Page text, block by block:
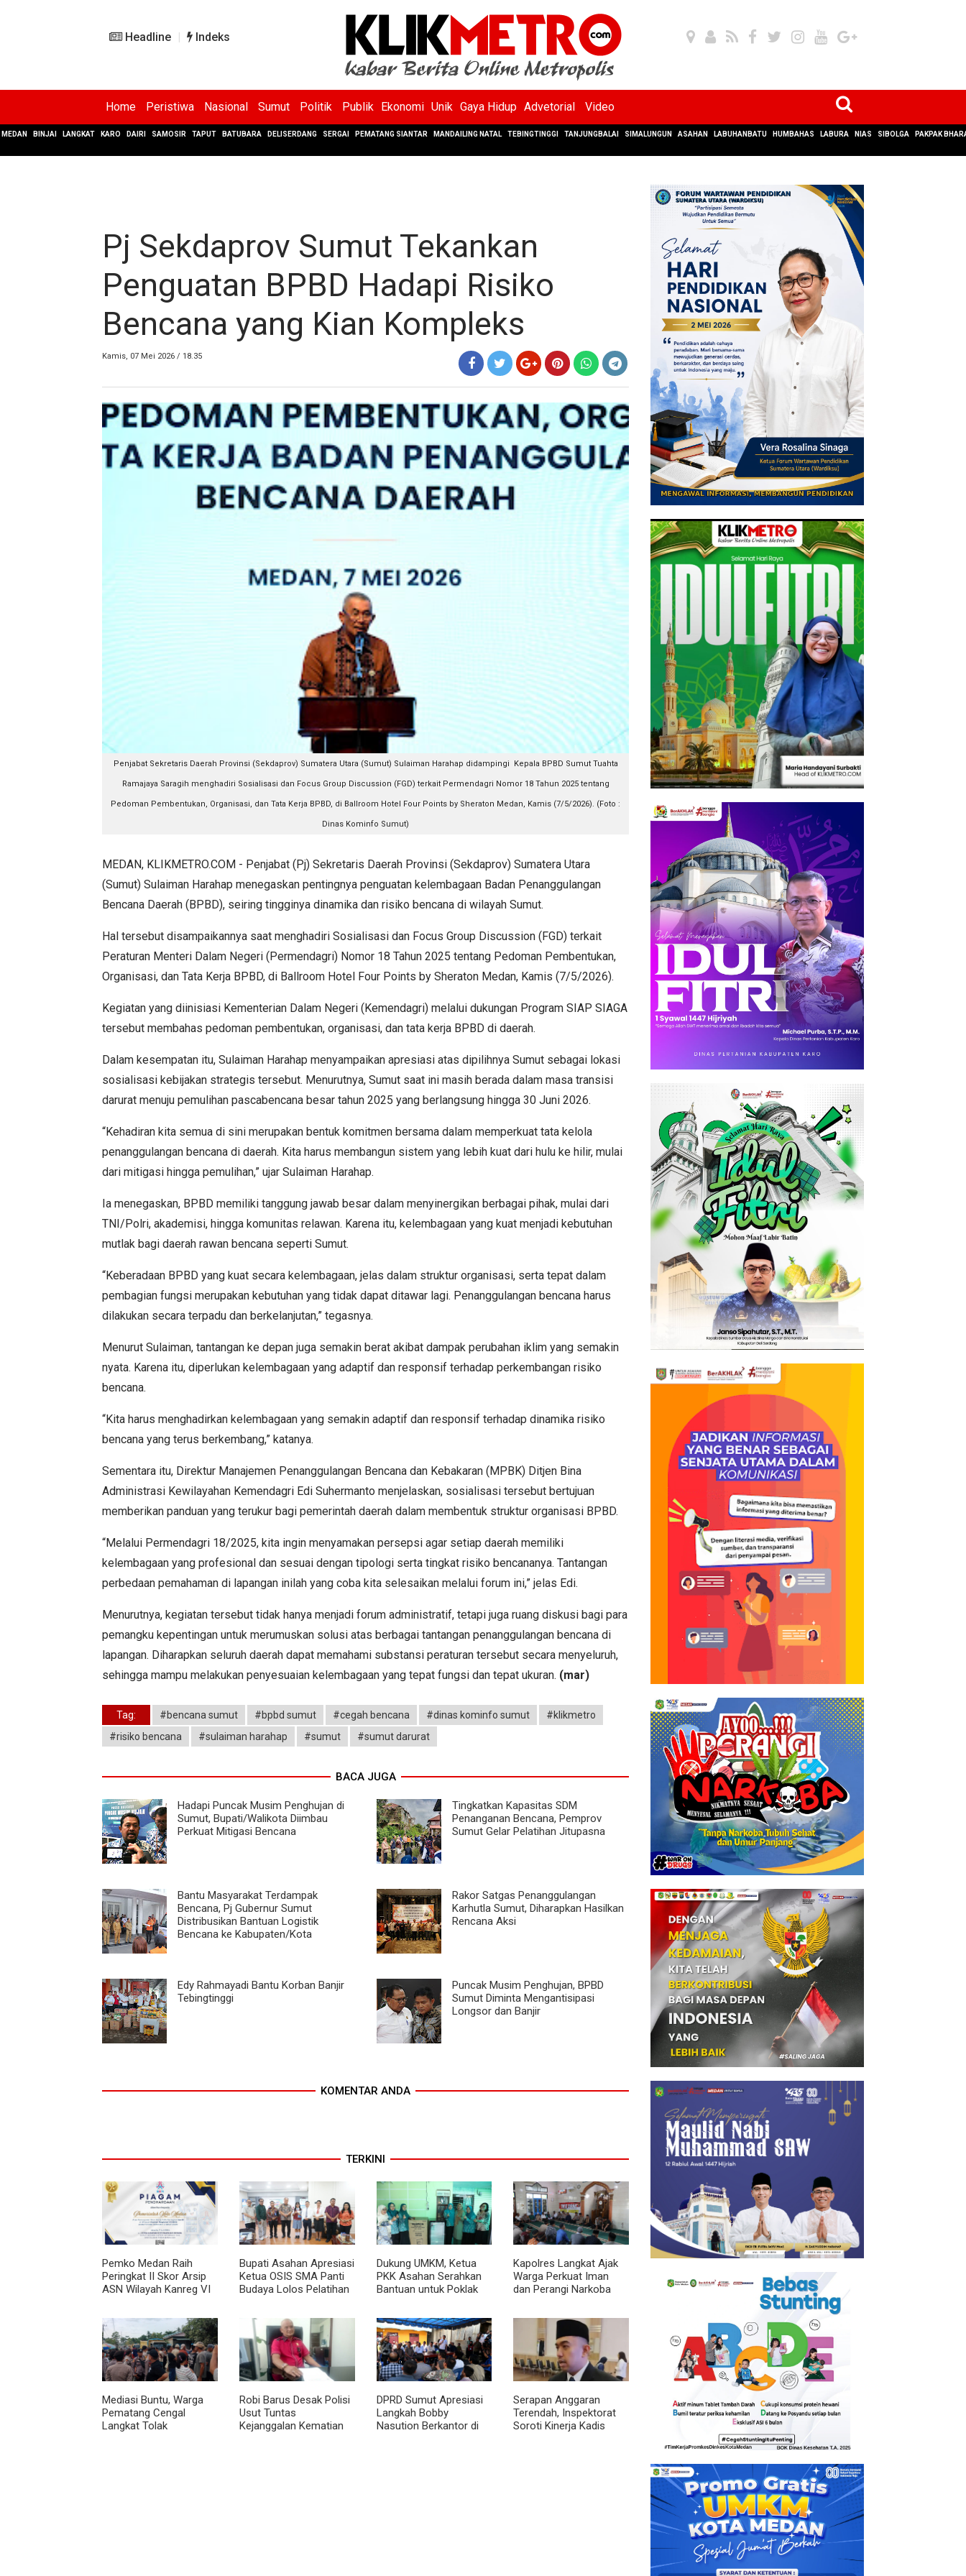
Headline Indeks
Home Peristiwa Nasional Sumut Politik Publik Ekonomi Unik Gaya Hidup Advetorial Video
MEDAN BINJAI LANGKAT KARO DAIRI SAMOSIR TAPUT BATUBARA DELISERDANG SERGAI PEMATANG SIANTAR MANDAILING NATAL TEBINGTINGGI TANJUNGBALAI SIMALUNGUN ASAHAN LABUHANBATU HUMBAHAS LABURA NIAS SIBOLGA PAKPAK
Pj Sekdaprov Sumut Tekankan
Penguatan BPBD Hadapi Risiko
Bencana yang Kian Kompleks
Kamis, 07 Mei 2026 / 18.35
Penjabat Sekretaris Daerah Provinsi (Sekdaprov) Sumatera Utara (Sumut) Sulaiman Harahap didampingi Kepala BPBD Sumut Tuahta
Ramajaya Saragih menghadiri Sosialisasi dan Focus Group Discussion (FGD) terkait Permendagri Nomor 18 Tahun 2025 tentang
Pedoman Pembentukan, Organisasi, dan Tata Kerja BPBD, di Ballroom Hotel Four Points by Sheraton Medan, Kamis (7/5/2026). (Foto :
Dinas Kominfo Sumut)
MEDAN, KLIKMETRO.COM - Penjabat (Pj) Sekretaris Daerah Provinsi (Sekdaprov) Sumatera Utara
(Sumut) Sulaiman Harahap menegaskan pentingnya penguatan kelembagaan Badan Penanggulangan
Bencana Daerah (BPBD), seiring tingginya dinamika dan risiko bencana di wilayah Sumut.
Hal tersebut disampaikannya saat menghadiri Sosialisasi dan Focus Group Discussion (FGD) terkait
Peraturan Menteri Dalam Negeri (Permendagri) Nomor 18 Tahun 2025 tentang Pedoman Pembentukan,
Organisasi, dan Tata Kerja BPBD, di Ballroom Hotel Four Points by Sheraton Medan, Kamis (7/5/2026).
Kegiatan yang diinisiasi Kementerian Dalam Negeri (Kemendagri) melalui dukungan Program SIAP SIAGA
tersebut membahas pedoman pembentukan, organisasi, dan tata kerja BPBD di daerah.
Dalam kesempatan itu, Sulaiman Harahap menyampaikan apresiasi atas dipilihnya Sumut sebagai lokasi
sosialisasi kebijakan strategis tersebut. Menurutnya, Sumut saat ini masih berada dalam masa transisi
darurat menuju pemulihan pascabencana besar tahun 2025 yang berlangsung hingga 30 Juni 2026.
“Kehadiran kita semua di sini merupakan bentuk komitmen bersama dalam memperkuat tata kelola
penanggulangan bencana di daerah. Kita harus membangun sistem yang lebih kuat dari hulu ke hilir, mulai
dari mitigasi hingga pemulihan,” ujar Sulaiman Harahap.
Ia menegaskan, BPBD memiliki tanggung jawab besar dalam menyinergikan berbagai pihak, mulai dari
TNI/Polri, akademisi, hingga komunitas relawan. Karena itu, kelembagaan yang kuat menjadi kebutuhan
mutlak bagi daerah rawan bencana seperti Sumut.
“Keberadaan BPBD yang kuat secara kelembagaan, jelas dalam struktur organisasi, serta tepat dalam
pembagian fungsi merupakan kebutuhan yang tidak dapat ditawar lagi. Penanggulangan bencana harus
dilakukan secara terpadu dan berkelanjutan,” tegasnya.
Menurut Sulaiman, tantangan ke depan juga semakin berat akibat dampak perubahan iklim yang semakin
nyata. Karena itu, diperlukan kelembagaan yang adaptif dan responsif terhadap perkembangan risiko
bencana.
“Kita harus menghadirkan kelembagaan yang semakin adaptif dan responsif terhadap dinamika risiko
bencana yang terus berkembang,” katanya.
Sementara itu, Direktur Manajemen Penanggulangan Bencana dan Kebakaran (MPBK) Ditjen Bina
Administrasi Kewilayahan Kemendagri Edi Suhermanto menjelaskan, sosialisasi tersebut bertujuan
memberikan panduan yang terukur bagi pemerintah daerah dalam membentuk struktur organisasi BPBD.
“Melalui Permendagri 18/2025, kita ingin menyamakan persepsi agar setiap daerah memiliki
kelembagaan yang profesional dan sesuai dengan tipologi serta tingkat risiko bencananya. Tantangan
perbedaan pemahaman di lapangan inilah yang coba kita selesaikan melalui forum ini,” jelas Edi.
Menurutnya, kegiatan tersebut tidak hanya menjadi forum administratif, tetapi juga ruang diskusi bagi para
pemangku kepentingan untuk merumuskan solusi atas berbagai tantangan penanggulangan bencana di
lapangan. Diharapkan seluruh daerah dapat memahami substansi peraturan tersebut secara menyeluruh,
sehingga mampu melakukan penyesuaian kelembagaan yang tepat fungsi dan tepat ukuran. (mar)
Tag: #bencana sumut #bpbd sumut #cegah bencana #dinas kominfo sumut
#klikmetro
#risiko bencana
#sulaiman harahap #sumut #sumut darurat
BACA JUGA
Hadapi Puncak Musim Penghujan di
Sumut, Bupati/Walikota Diimbau
Perkuat Mitigasi Bencana
Tingkatkan Kapasitas SDM
Penanganan Bencana, Pemprov
Sumut Gelar Pelatihan Jitupasna
Bantu Masyarakat Terdampak
Bencana, Pj Gubernur Sumut
Distribusikan Bantuan Logistik
Bencana ke Kabupaten/Kota
Rakor Satgas Penanggulangan
Karhutla Sumut, Diharapkan Hasilkan
Rencana Aksi
Edy Rahmayadi Bantu Korban Banjir
Tebingtinggi
Puncak Musim Penghujan, BPBD
Sumut Diminta Mengantisipasi
Longsor dan Banjir
KOMENTAR ANDA
TERKINI
Pemko Medan Raih
Peringkat II Skor Arsip
ASN Wilayah Kanreg VI
Bupati Asahan Apresiasi
Ketua OSIS SMA Panti
Budaya Lolos Pelatihan
Dukung UMKM, Ketua
PKK Asahan Serahkan
Bantuan untuk Poklak
Kapolres Langkat Ajak
Warga Perkuat Iman
dan Perangi Narkoba
Curhat
Mediasi Buntu, Warga
Pematang Cengal
Langkat Tolak
Robi Barus Desak Polisi
Usut Tuntas
Kejanggalan Kematian
DPRD Sumut Apresiasi
Langkah Bobby
Nasution Berkantor di
Serapan Anggaran
Terendah, Inspektorat
Soroti Kinerja Kadis